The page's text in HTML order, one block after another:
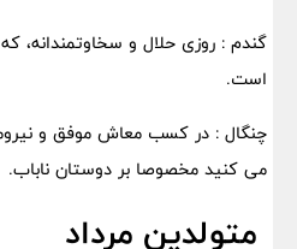
گندم : روزی حلال و سخاوتمندانه،
است.
چنگال : در کسب معاش موفق و
می کنید مخصوصا بر دوستان ناباب.
متولدین مرداد